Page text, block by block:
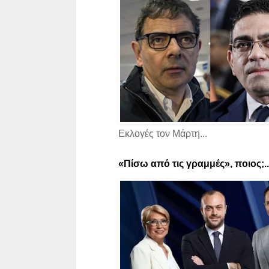
Εκλογές τον Μάρτη...
«Πίσω από τις γραμμές»,